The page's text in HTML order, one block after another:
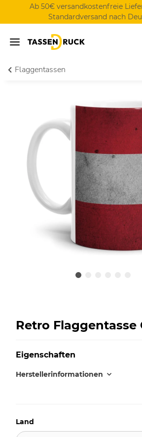
Ab 50€ versandkostenfreie
Standardversand nach
Flaggentassen
Retro Flaggentasse
Eigenschaften
Herstellerinformationen
Land